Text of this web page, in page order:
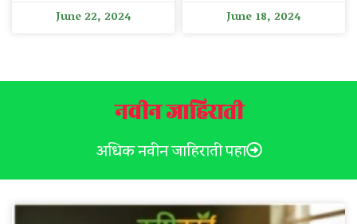
June 22, 2024 June 18, 2024
नवीन जाहिराती
अधिक नवीन जाहिराती पहा